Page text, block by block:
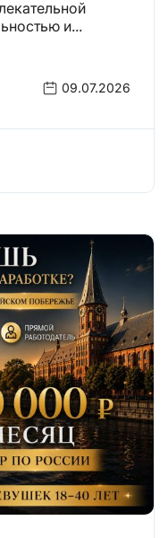
и...
09.07.2026